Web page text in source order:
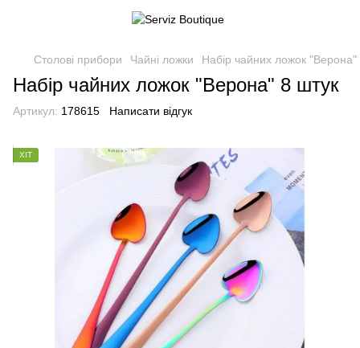
Столові прибори Чайні ложки Набір чайних ложок "Верона"
Набір чайних ложок "Верона" 8 штук
Артикул: 178615 Написати відгук
ХІТ